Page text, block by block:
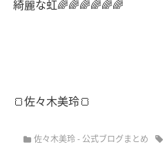
綺麗な虹🌈🌈🌈🌈🌈🌈
🍞佐々木美玲🍞
佐々木美玲- 公式ブログまとめ